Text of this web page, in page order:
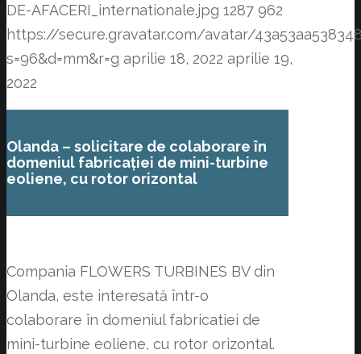
DE-AFACERI_internationale.jpg 1287 962
https://secure.gravatar.com/avatar/
s=96&d=mm&r=g aprilie 18, 2022 aprilie 19,
2022
Olanda – solicitare de colaborare în
domeniul fabricației de mini-turbine
eoliene, cu rotor orizontal
Compania FLOWERS TURBINES BV din
Olanda, este interesată într-o
colaborare în domeniul fabricatiei de
mini-turbine eoliene, cu rotor orizontal.